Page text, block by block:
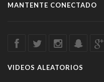
MANTENTE CONECTADO
VIDEOS ALEATORIOS